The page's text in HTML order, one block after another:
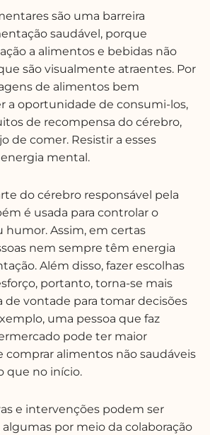
são uma barreira
saudável, porque
a alimentos e bebidas não
são visualmente atraentes. Por
de alimentos bem
a oportunidade de consumi-los,
de recompensa do cérebro,
de comer. Resistir a esses
mental.
do cérebro responsável pela
é usada para controlar o
humor. Assim, em certas
nem sempre têm energia
Além disso, fazer escolhas
portanto, torna-se mais
de vontade para tomar decisões
uma pessoa que faz
pode ter maior
comprar alimentos não saudáveis
que no início.
e intervenções podem ser
por meio da colaboração